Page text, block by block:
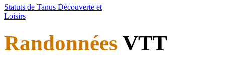
Statuts de Tanus Découverte et
Loisirs
Randonnées VTT